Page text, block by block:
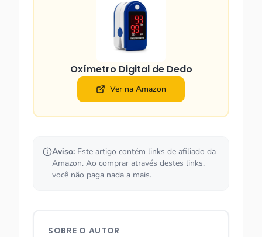
Oxímetro Digital de Dedo
Ver na Amazon
Aviso: Este artigo contém links de afiliado da
Amazon. Ao comprar através destes links,
você não paga nada a mais.
SOBRE O AUTOR